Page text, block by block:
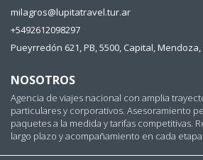
milagros@lupitatravel.tur.ar
+5492612098297
Pueyrredón 621, PB, 5500, Capital,
NOSOTROS
Agencia de viajes nacional con amplia
particulares y corporativos. Asesoramiento
paquetes a la medida y tarifas competitivas.
largo plazo y acompañamiento en cada